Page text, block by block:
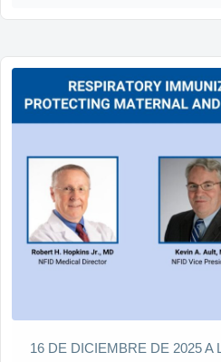
16 DE DICIEMBRE DE 2025 A